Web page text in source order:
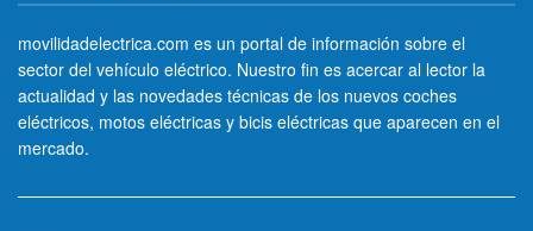
movilidadelectrica.com es un portal de información sobre el
sector del vehículo eléctrico. Nuestro fin es acercar al lector la
actualidad y las novedades técnicas de los nuevos coches
eléctricos, motos eléctricas y bicis eléctricas que aparecen en el
mercado.